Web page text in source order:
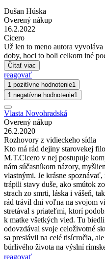
Dušan Húska
Overený nákup
16.2.2022
Cicero
Už len to meno autora
doby, hoci to boli celkom iné
Čítať viac
reagovať
1 pozitívne hodnotenie1
1 negatívne hodnotenie1
Vlasta Novohradská
Overený nákup
26.2.2020
Rozhovory z vidieckeho sídla
Kto má rád dejiny starovekej
M.T.Cicero v nej postupuje
nám súčasníkom názory,
vlastnými. Je krásne
trápili stavy duše, ako smútok
strach zo smrti, láska i vášeň,
rád trávil dni voľna na svojom
stretával s priateľmi, ktorí
k matke všetkých vied. Tu
odovzdával svoje celoživotné
sa preslávil na celé tisícročia,
búrlivého života na výslní
reagovať